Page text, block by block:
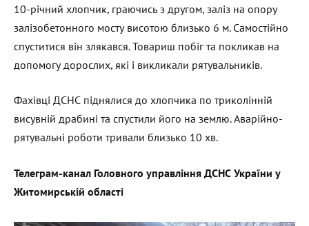
10-річний хлопчик, граючись з другом, заліз на опору
залізобетонного мосту висотою близько 6 м. Самостійно
спуститися він злякався. Товариш побіг та покликав на
допомогу дорослих, які і викликали рятувальників.
Фахівці ДСНС піднялися до хлопчика по триколінній
висувній драбині та спустили його на землю. Аварійно-
рятувальні роботи тривали близько 10 хв.
Телеграм-канал Головного управління ДСНС України у
Житомирській області